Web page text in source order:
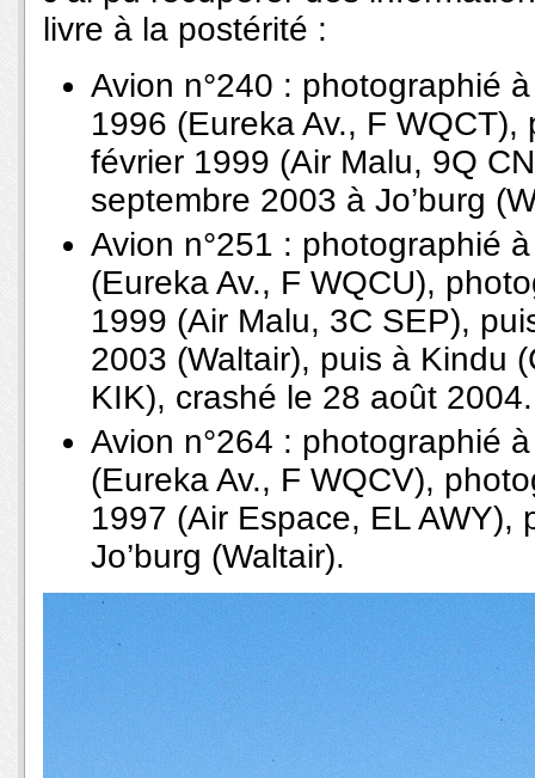
livre à la postérité :
Avion n°240 : photographié
1996 (Eureka Av., F
février 1999 (Air Malu, 9Q
septembre 2003 à Jo’burg
Avion n°251 : photographié
(Eureka Av., F WQCU),
1999 (Air Malu, 3C SEP),
2003 (Waltair), puis à Kindu
KIK), crashé le 28 août 2004.
Avion n°264 : photographié
(Eureka Av., F WQCV),
1997 (Air Espace, EL AWY),
Jo’burg (Waltair).